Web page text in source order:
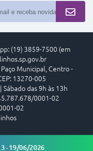
(19) 3859-7500 (em
Municipal, Centro -
13270-005
Sábado das 9h às 13h
0001-02
02
- 19/06/2026